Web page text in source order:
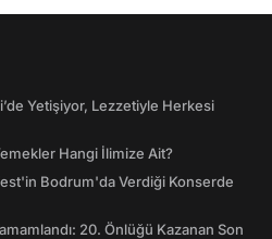
Yetişiyor, Lezzetiyle Herkesi
Hangi İlimize Ait?
Bodrum'da Verdiği Konserde
20. Önlüğü Kazanan Son